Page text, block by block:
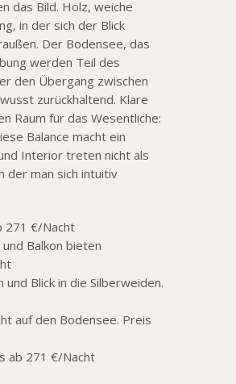
das Bild. Holz, weiche
in der sich der Blick
Der Bodensee, das
werden Teil des
den Übergang zwischen
zurückhaltend. Klare
Raum für das Wesentliche:
Balance macht ein
Interior treten nicht als
der man sich intuitiv
271 €/Nacht
Balkon bieten
Blick in die Silberweiden.
auf den Bodensee. Preis
ab 271 €/Nacht